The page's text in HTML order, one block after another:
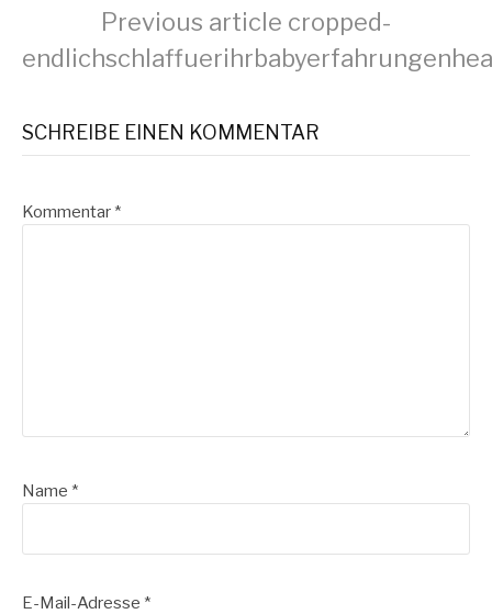
Continue
Reading
Previous article cropped-
SCHREIBE EINEN KOMMENTAR
Kommentar *
Name *
E-Mail-Adresse *